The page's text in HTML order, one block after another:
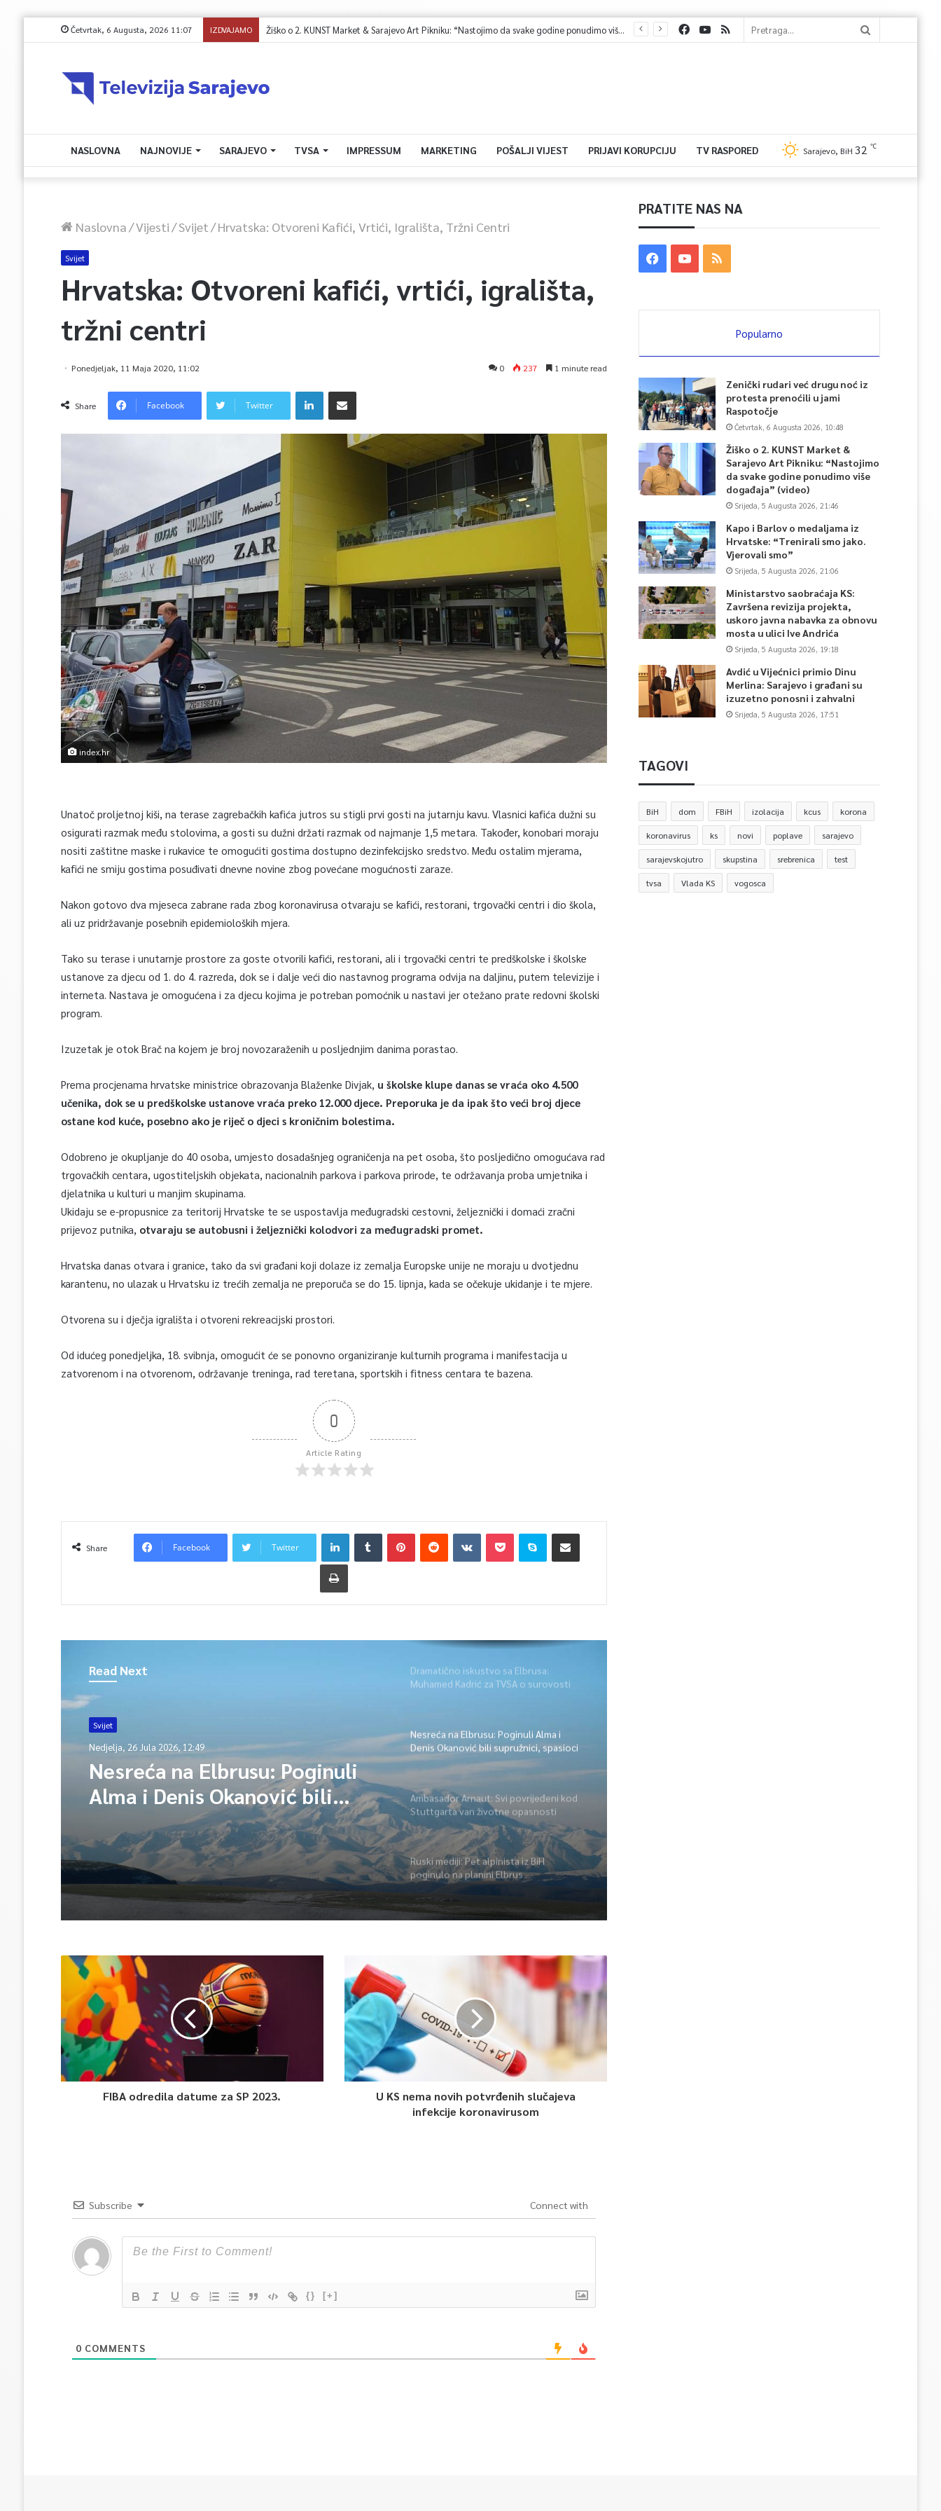
Četvrtak, 6 Augusta, 2026 11:07 IZDVAJAMO Kapo i Barlov o medaljama iz Hrvatske: “Trenirali smo jako. Vjerovali smo”
NASLOVNA NAJNOVIJE SARAJEVO TVSA IMPRESSUM MARKETING POŠALJI VIJEST PRIJAVI KORUPCIJU TV RASPORED Sarajevo, BiH 32 ℃
Naslovna/Vijesti/Svijet/Hrvatska: Otvoreni Kafići, Vrtići, Igrališta, Tržni Centri
Svijet
Hrvatska: Otvoreni kafići, vrtići, igrališta,
tržni centri
Ponedjeljak, 11 Maja 2020, 11:02 0 237 1 minute read
Share Facebook Twitter
index.hr
Unatoč proljetnoj kiši, na terase zagrebačkih kafića jutros su stigli prvi gosti na jutarnju kavu. Vlasnici kafića dužni su
osigurati razmak među stolovima, a gosti su dužni držati razmak od najmanje 1,5 metara. Također, konobari moraju
nositi zaštitne maske i rukavice te omogućiti gostima dostupno dezinfekcijsko sredstvo. Među ostalim mjerama,
kafići ne smiju gostima posuđivati dnevne novine zbog povećane mogućnosti zaraze.
Nakon gotovo dva mjeseca zabrane rada zbog koronavirusa otvaraju se kafići, restorani, trgovački centri i dio škola,
ali uz pridržavanje posebnih epidemioloških mjera.
Tako su terase i unutarnje prostore za goste otvorili kafići, restorani, ali i trgovački centri te predškolske i školske
ustanove za djecu od 1. do 4. razreda, dok se i dalje veći dio nastavnog programa odvija na daljinu, putem televizije i
interneta. Nastava je omogućena i za djecu kojima je potreban pomoćnik u nastavi jer otežano prate redovni školski
program.
Izuzetak je otok Brač na kojem je broj novozaraženih u posljednjim danima porastao.
Prema procjenama hrvatske ministrice obrazovanja Blaženke Divjak, u školske klupe danas se vraća oko 4.500
učenika, dok se u predškolske ustanove vraća preko 12.000 djece. Preporuka je da ipak što veći broj djece
ostane kod kuće, posebno ako je riječ o djeci s kroničnim bolestima.
Odobreno je okupljanje do 40 osoba, umjesto dosadašnjeg ograničenja na pet osoba, što posljedično omogućava rad
trgovačkih centara, ugostiteljskih objekata, nacionalnih parkova i parkova prirode, te održavanja proba umjetnika i
djelatnika u kulturi u manjim skupinama.
Ukidaju se e-propusnice za teritorij Hrvatske te se uspostavlja međugradski cestovni, željeznički i domaći zračni
prijevoz putnika, otvaraju se autobusni i željeznički kolodvori za međugradski promet.
Hrvatska danas otvara i granice, tako da svi građani koji dolaze iz zemalja Europske unije ne moraju u dvotjednu
karantenu, no ulazak u Hrvatsku iz trećih zemalja ne preporuča se do 15. lipnja, kada se očekuje ukidanje i te mjere.
Otvorena su i dječja igrališta i otvoreni rekreacijski prostori.
Od idućeg ponedjeljka, 18. svibnja, omogućit će se ponovno organiziranje kulturnih programa i manifestacija u
zatvorenom i na otvorenom, održavanje treninga, rad teretana, sportskih i fitness centara te bazena.
0
Article Rating
Share Facebook Twitter
Read Next
Svijet
Nedjelja, 26 Jula 2026, 12:49
Nesreća na Elbrusu: Poginuli
Alma i Denis Okanović bili
supružnici, spasioci traže još
jedno tijelo
Dramatično iskustvo sa Elbrusa:
Muhamed Kadrić za TVSA o surovosti
Nesreća na Elbrusu: Poginuli Alma i
Denis Okanović bili supružnici, spasioci
traže još jedno tijelo
Ambasador Arnaut: Svi povrijeđeni kod
Stuttgarta van životne opasnosti
Ruski mediji: Pet alpinista iz BiH
poginulo na planini Elbrus
FIBA odredila datume za SP 2023.
U KS nema novih potvrđenih slučajeva
infekcije koronavirusom
Subscribe Connect with
{} [+]
0 COMMENTS
PRATITE NAS NA
Popularno
Zenički rudari već drugu noć iz
protesta prenoćili u jami
Raspotočje
Četvrtak, 6 Augusta 2026, 10:48
Žiško o 2. KUNST Market &
Sarajevo Art Pikniku: “Nastojimo
da svake godine ponudimo više
događaja” (video)
Srijeda, 5 Augusta 2026, 21:46
Kapo i Barlov o medaljama iz
Hrvatske: “Trenirali smo jako.
Vjerovali smo”
Srijeda, 5 Augusta 2026, 21:06
Ministarstvo saobraćaja KS:
Završena revizija projekta,
uskoro javna nabavka za obnovu
mosta u ulici Ive Andrića
Srijeda, 5 Augusta 2026, 19:18
Avdić u Vijećnici primio Dinu
Merlina: Sarajevo i građani su
izuzetno ponosni i zahvalni
Srijeda, 5 Augusta 2026, 17:51
TAGOVI
BiH dom FBiH izolacija kcus korona
koronavirus ks novi poplave sarajevo
sarajevskojutro skupstina srebrenica test
tvsa Vlada KS vogosca